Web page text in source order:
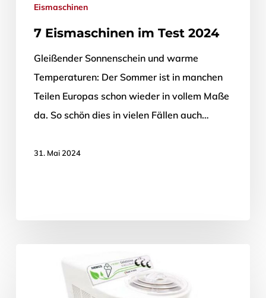
Eismaschinen
7 Eismaschinen im Test 2024
Gleißender Sonnenschein und warme
Temperaturen: Der Sommer ist in manchen
Teilen Europas schon wieder in vollem Maße
da. So schön dies in vielen Fällen auch…
31. Mai 2024